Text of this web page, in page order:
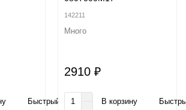
Быстрый заказ
142211
Много
2910 ₽
В корзину